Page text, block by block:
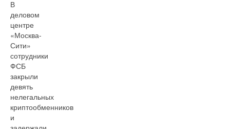
В
деловом
центре
«Москва-
Сити»
сотрудники
ФСБ
закрыли
девять
нелегальных
криптообменников
и